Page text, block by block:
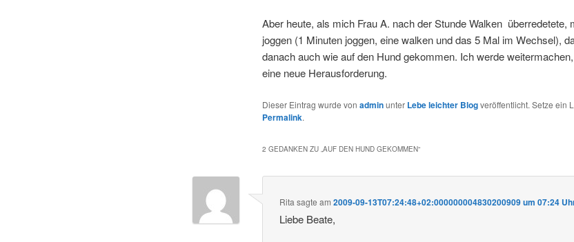
Aber heute, als mich Frau A. nach der Stunde Walken überredetete,
joggen (1 Minuten joggen, eine walken und das 5 Mal im Wechsel),
danach auch wie auf den Hund gekommen. Ich werde
eine neue Herausforderung.
Dieser Eintrag wurde von adminunter Lebe leichter Blogveröffentlicht. Setze ein
Permalink.
2 GEDANKEN ZU „AUF DEN HUND GEKOMMEN“
Rita sagte am2009-09-13T07:24:48+02:000000004830200909 um 07:24
Liebe Beate,